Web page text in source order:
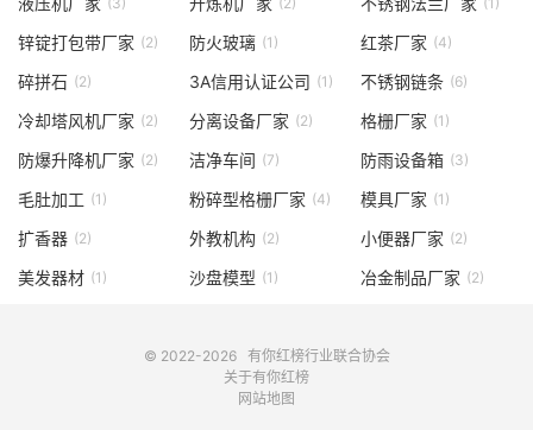
锌锭打包带厂家 (2) 防火玻璃 (1) 红茶厂家 (4)
碎拼石 (2) 3A信用认证公司 (1) 不锈钢链条 (6)
冷却塔风机厂家 (2) 分离设备厂家 (2) 格栅厂家 (1)
防爆升降机厂家 (2) 洁净车间 (7) 防雨设备箱 (3)
毛肚加工 (1) 粉碎型格栅厂家 (4) 模具厂家 (1)
扩香器 (2) 外教机构 (2) 小便器厂家 (2)
美发器材 (1) 沙盘模型 (1) 冶金制品厂家 (2)
© 2022-2026 有你红榜行业联合协会
关于有你红榜
网站地图